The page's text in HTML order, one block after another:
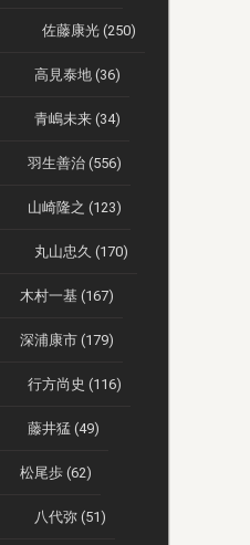
佐藤康光 (250)
高見泰地 (36)
青嶋未来 (34)
羽生善治 (556)
山崎隆之 (123)
丸山忠久 (170)
木村一基 (167)
深浦康市 (179)
行方尚史 (116)
藤井猛 (49)
松尾歩 (62)
八代弥 (51)